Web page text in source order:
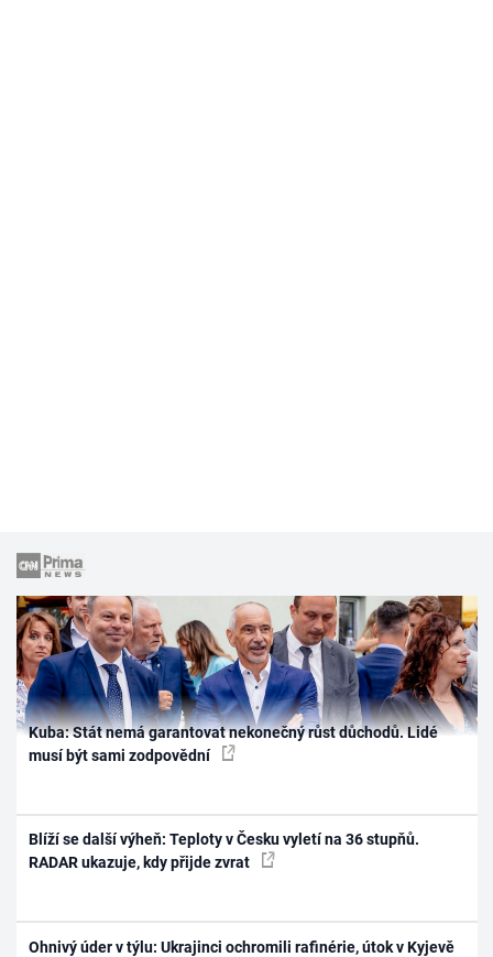
Kuba: Stát nemá garantovat nekonečný růst důchodů. Lidé
musí být sami zodpovědní
Blíží se další výheň: Teploty v Česku vyletí na 36 stupňů.
RADAR ukazuje, kdy přijde zvrat
Ohnivý úder v týlu: Ukrajinci ochromili rafinérie, útok v Kyjevě